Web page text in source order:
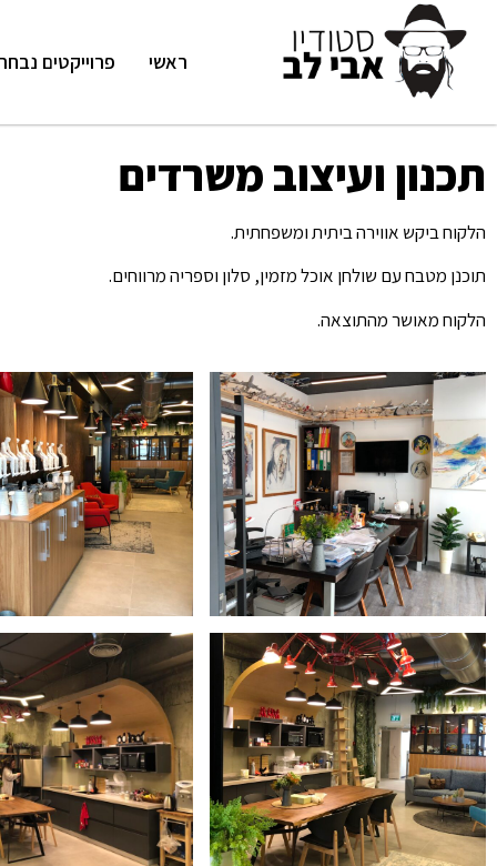
ראשי פרוייקטים
תכנון ועיצוב משרדים
הלקוח ביקש אווירה ביתית ומשפחתית.
תוכנן מטבח עם שולחן אוכל מזמין, סלון וספריה מרווחים.
הלקוח מאושר מהתוצאה.